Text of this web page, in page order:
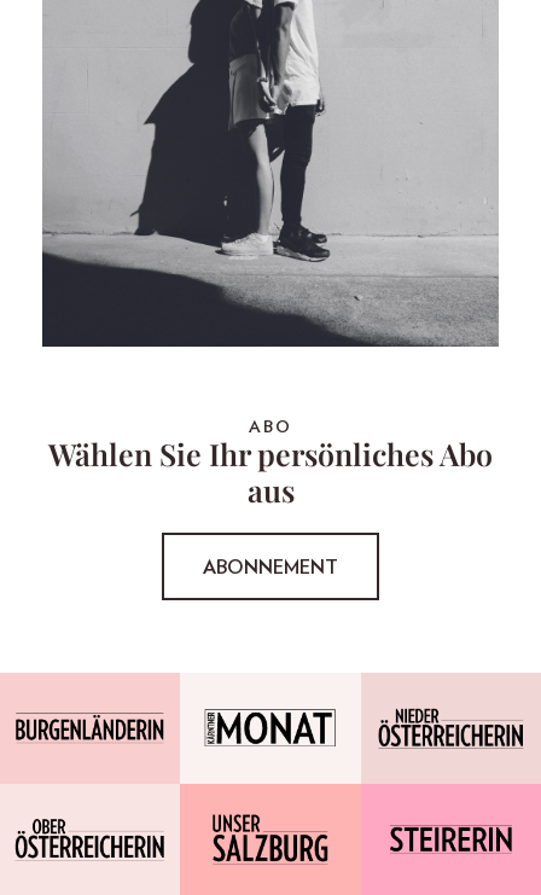
ABO
Wählen Sie Ihr persönliches Abo
aus
ABONNEMENT